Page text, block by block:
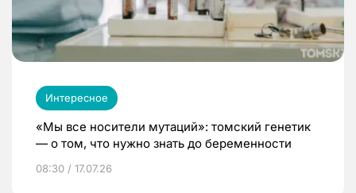
Интересное
«Мы все носители мутаций»: томский генетик
— о том, что нужно знать до беременности
08:30 / 17.07.26